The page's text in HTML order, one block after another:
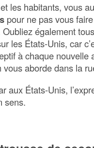
les habitants, vous
pour ne pas vous
également
les États-Unis, car
à chaque nouvelle
vous aborde dans la
aux États-Unis,
sens.